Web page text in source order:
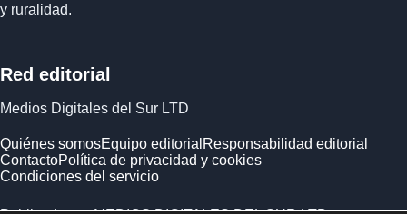
y ruralidad.
Red editorial
Medios Digitales del Sur LTD
Quiénes somosEquipo editorial Responsabilidad editorial
ContactoPolítica de privacidad y cookies
Condiciones del servicio